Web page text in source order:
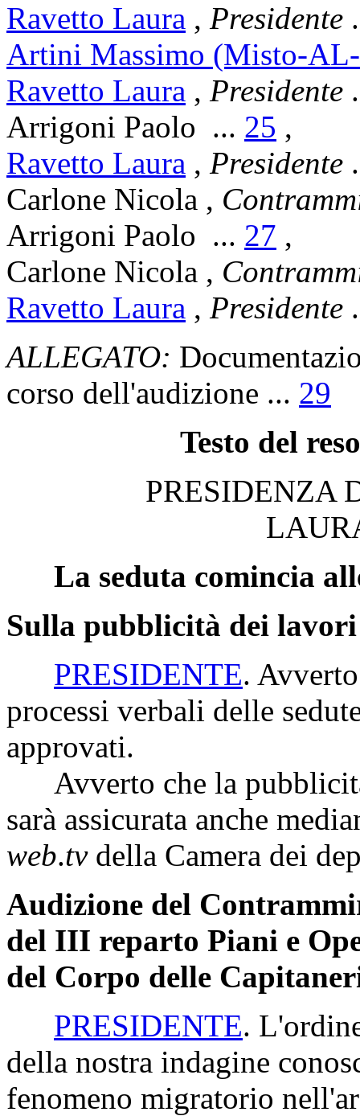
Ravetto Laura , Presidente
Artini Massimo (Misto-
Ravetto Laura , Presidente
Arrigoni Paolo ... 25 ,
Ravetto Laura , Presidente
Carlone Nicola ,
Arrigoni Paolo ... 27 ,
Carlone Nicola ,
Ravetto Laura , Presidente
ALLEGATO:
corso dell'audizione ... 29
Testo del
PRESIDENZA
La seduta comincia
Sulla pubblicità dei lavori
PRESIDENTE.
processi verbali delle
approvati.
Avverto che la
sarà assicurata anche
web.tvdella Camera dei
Audizione del
del III reparto Piani e
del Corpo delle
PRESIDENTE.
della nostra indagine
fenomeno migratorio